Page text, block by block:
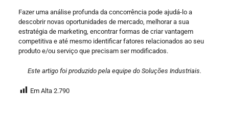
Fazer uma análise profunda da concorrência pode ajudá-lo a
descobrir novas oportunidades de mercado, melhorar a sua
estratégia de marketing, encontrar formas de criar vantagem
competitiva e até mesmo identificar fatores relacionados ao seu
produto e/ou serviço que precisam ser modificados.
Este artigo foi produzido pela equipe do Soluções Industriais.
Em Alta 2.790